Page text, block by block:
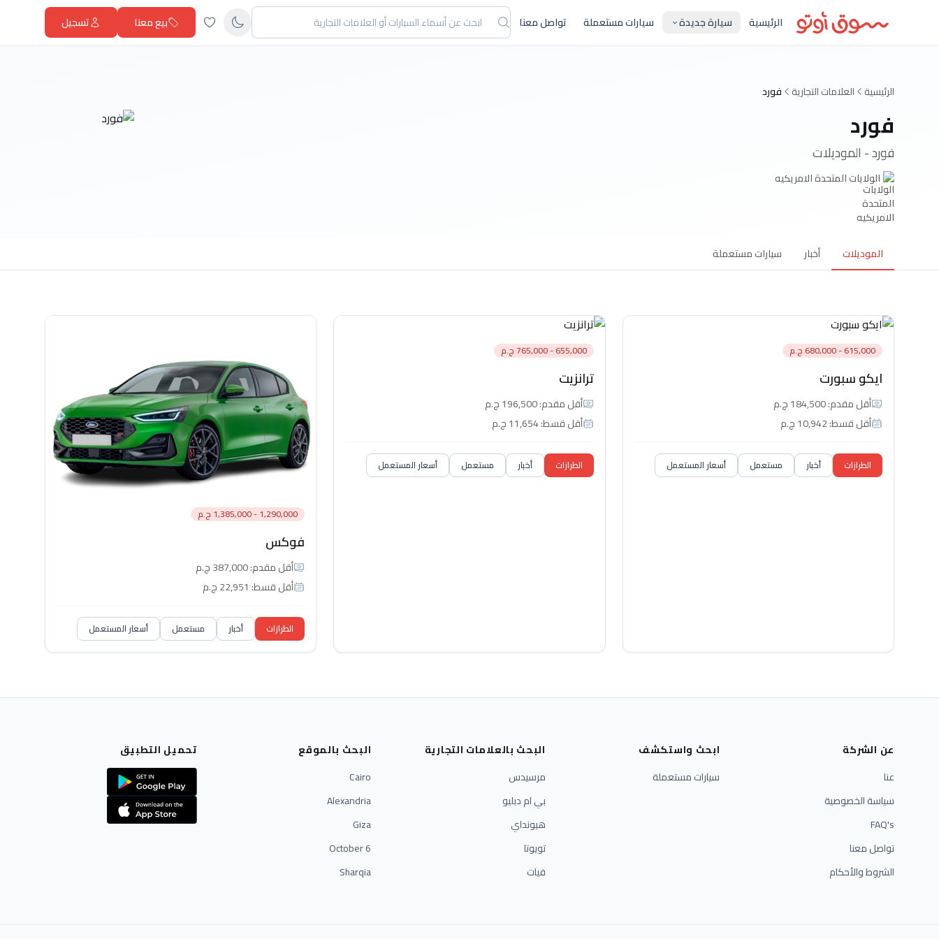
الرئيسية سيارة جديدة سيارات مستعملة تواصل معنا بيع معنا تسجيل
الرئيسية العلامات التجارية فورد
فورد
فورد - الموديلات
الولايات المتحدة الامريكيه
الموديلات أخبار سيارات مستعملة
615,000 - 680,000 ج.م
ايكو سبورت
أقل مقدم: 184,500 ج.م
أقل قسط: 10,942 ج.م
الطرازات أخبار مستعمل أسعار المستعمل
655,000 - 765,000 ج.م
ترانزيت
أقل مقدم: 196,500 ج.م
أقل قسط: 11,654 ج.م
الطرازات أخبار مستعمل أسعار المستعمل
1,290,000 - 1,385,000 ج.م
فوكس
أقل مقدم: 387,000 ج.م
أقل قسط: 22,951 ج.م
الطرازات أخبار مستعمل أسعار المستعمل
عن الشركة
عنا
سياسة الخصوصية
FAQ's
تواصل معنا
الشروط والأحكام
ابحث واستكشف
سيارات مستعملة
البحث بالعلامات التجارية
مرسيدس
بي ام دبليو
هيونداي
تويوتا
فيات
البحث بالموقع
Cairo
Alexandria
Giza
6 October
Sharqia
تحميل التطبيق